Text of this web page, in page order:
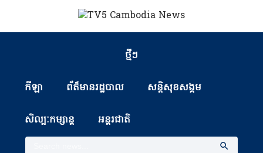
ថ្មីៗ
កីឡា ព័ត៏មានរដ្ឋបាល សន្តិសុខសង្គម
សិល្បៈកម្សាន្ត អន្តរជាតិ